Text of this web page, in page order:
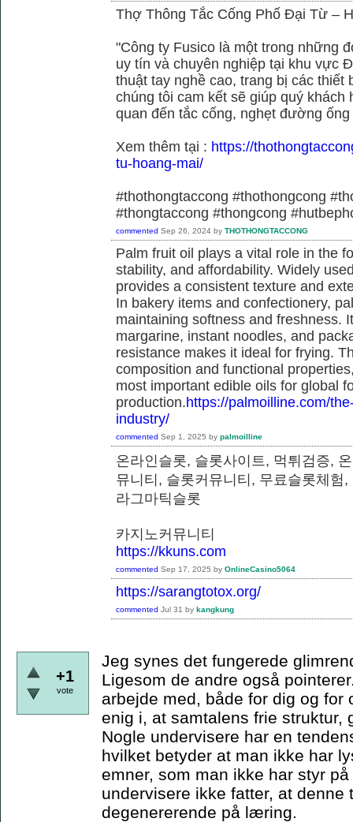
Thợ Thông Tắc Cống Phố Đại Từ –
"Công ty Fusico là một trong những
uy tín và chuyên nghiệp tại khu vực
thuật tay nghề cao, trang bị các thiết
chúng tôi cam kết sẽ giúp quý
quan đến tắc cống, nghẹt đường
Xem thêm tại : https://
tu-hoang-mai/
#thothongtaccong #thothongcong
#thongtaccong #thongcong
commented Sep 26, 2024 by THOTHONGTACCONG
Palm fruit oil plays a vital role in the
stability, and affordability. Widely
provides a consistent texture and
In bakery items and confectionery,
maintaining softness and freshness.
margarine, instant noodles, and
resistance makes it ideal for frying.
composition and functional
most important edible oils for global
production.https://palmoilline.com/
industry/
commented Sep 1, 2025 by palmoilline
온라인슬롯, 슬롯사이트, 먹튀검증,
뮤니티, 슬롯커뮤니티, 무료슬롯체험
라그마틱슬롯
카지노커뮤니티
https://kkuns.com
commented Sep 17, 2025 by OnlineCasino5064
https://sarangtotox.org/
commented Jul 31 by kangkung
+1
vote
Jeg synes det fungerede
Ligesom de andre også
arbejde med, både for dig og
enig i, at samtalens frie struktur,
Nogle undervisere har en
hvilket betyder at man ikke har
emner, som man ikke har styr
undervisere ikke fatter, at
degenererende på læring.